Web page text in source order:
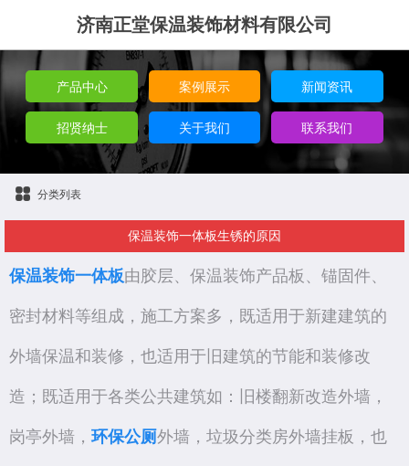
济南正堂保温装饰材料有限公司
产品中心 案例展示 新闻资讯
招贤纳士 关于我们 联系我们
分类列表
保温装饰一体板生锈的原因
保温装饰一体板由胶层、保温装饰产品板、锚固件、
密封材料等组成，施工方案多，既适用于新建建筑的
外墙保温和装修，也适用于旧建筑的节能和装修改
造；既适用于各类公共建筑如：旧楼翻新改造外墙，
岗亭外墙， 环保公厕外墙，垃圾分类房外墙挂板，也